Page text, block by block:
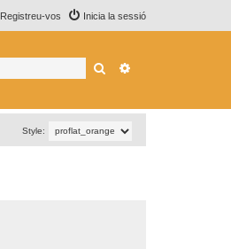
Inicia la sessió
Registreu-vos
Cerca
Style: